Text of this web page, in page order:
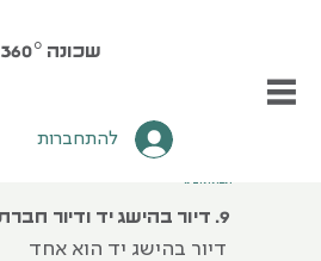
שכונה 360°
להתחברות
9. דיור בהישג יד ודיור חברתי
דיור בהישג יד הוא אחד